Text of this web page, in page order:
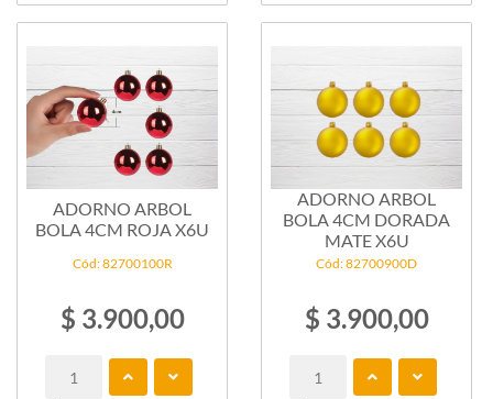
ADORNO ARBOL
BOLA 4CM ROJA X6U
Cód: 82700100R
$ 3.900,00
ADORNO ARBOL
BOLA 4CM DORADA
MATE X6U
Cód: 82700900D
$ 3.900,00